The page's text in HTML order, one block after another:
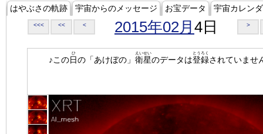
はやぶさの軌跡 宇宙からのメッセージ お宝データ 宇宙カレン
<<< << < 2015年02月 4日 >
♪この日
ひ
の「あけぼの」 衛星
えいせい
のデータは登録
とうろく
されていませ